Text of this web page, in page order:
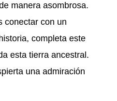
manera asombrosa.
conectar con un
completa este
esta tierra ancestral.
una admiración